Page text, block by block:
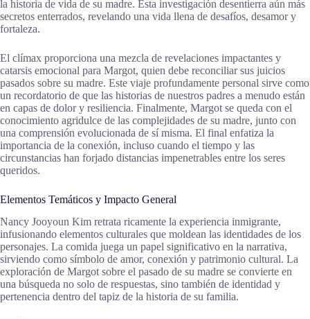
la historia de vida de su madre. Esta investigación desentierra aún más
secretos enterrados, revelando una vida llena de desafíos, desamor y
fortaleza.
El clímax proporciona una mezcla de revelaciones impactantes y
catarsis emocional para Margot, quien debe reconciliar sus juicios
pasados sobre su madre. Este viaje profundamente personal sirve como
un recordatorio de que las historias de nuestros padres a menudo están
en capas de dolor y resiliencia. Finalmente, Margot se queda con el
conocimiento agridulce de las complejidades de su madre, junto con
una comprensión evolucionada de sí misma. El final enfatiza la
importancia de la conexión, incluso cuando el tiempo y las
circunstancias han forjado distancias impenetrables entre los seres
queridos.
Elementos Temáticos y Impacto General
Nancy Jooyoun Kim retrata ricamente la experiencia inmigrante,
infusionando elementos culturales que moldean las identidades de los
personajes. La comida juega un papel significativo en la narrativa,
sirviendo como símbolo de amor, conexión y patrimonio cultural. La
exploración de Margot sobre el pasado de su madre se convierte en
una búsqueda no solo de respuestas, sino también de identidad y
pertenencia dentro del tapiz de la historia de su familia.